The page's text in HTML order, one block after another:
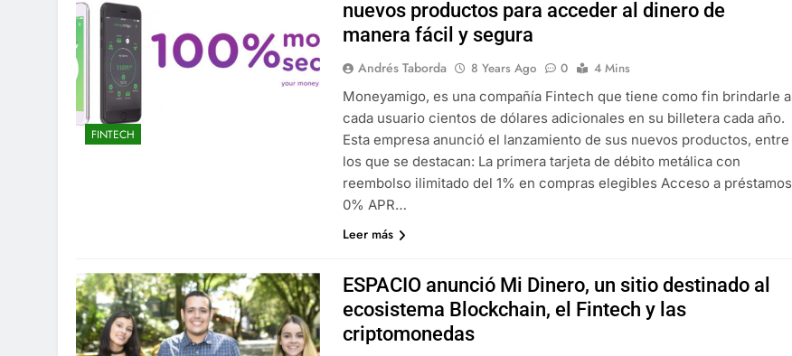
FINTECH
nuevos productos para acceder al dinero de
manera fácil y segura
Andrés Taborda 8 Years Ago 0
4 Mins
Moneyamigo, es una compañía Fintech que tiene como fin brindarle a
cada usuario cientos de dólares adicionales en su billetera cada año.
Esta empresa anunció el lanzamiento de sus nuevos productos, entre
los que se destacan: La primera tarjeta de débito metálica con
reembolso ilimitado del 1% en compras elegibles Acceso a préstamos
0% APR…
Leer más
ESPACIO anunció Mi Dinero, un sitio destinado al
ecosistema Blockchain, el Fintech y las
criptomonedas